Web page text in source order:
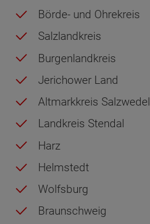
Börde- und Ohrekreis
Salzlandkreis
Burgenlandkreis
Jerichower Land
Altmarkkreis Salzwedel
Landkreis Stendal
Harz
Helmstedt
Wolfsburg
Braunschweig